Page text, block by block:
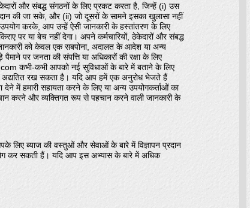
और संबद्ध संगठनों के लिए प्रकट करता है, जिन्हें (i) उस
की जा सके, और (ii) जो दूसरों के सामने इसका खुलासा नहीं
करके, आप उन्हें ऐसी जानकारी के हस्तांतरण के लिए
पर या बेच नहीं देगा। अपने कर्मचारियों, ठेकेदारों और संबद्ध
को केवल एक सबपोना, अदालत के आदेश या अन्य
पर जनता की संपत्ति या अधिकारों की रक्षा के लिए
कभी-कभी आपको नई सुविधाओं के बारे में बताने के लिए
अद्यतित रख सकता है। यदि आप हमें एक अनुरोध भेजते हैं
में हमारी सहायता करने के लिए या अन्य उपयोगकर्ताओं का
करने और व्यक्तिगत रूप से पहचान करने वाली जानकारी के
लिए ब्याज की वस्तुओं और सेवाओं के बारे में विज्ञापन प्रदान
कर सकती हैं। यदि आप इस अभ्यास के बारे में अधिक